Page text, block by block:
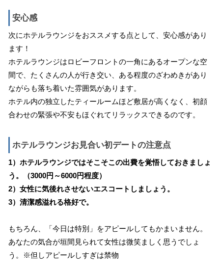
安心感
次にホテルラウンジをおススメする点として、安心感があり
ます！
ホテルラウンジはロビーフロントの一角にあるオープンな空
間で、たくさんの人が行き交い、ある程度のざわめきがあり
ながらも落ち着いた雰囲気があります。
ホテル内の独立したティールームほど敷居が高くなく、初顔
合わせの緊張や不安もほぐれてリラックスできるのです。
ホテルラウンジお見合い初デートの注意点
1）ホテルラウンジではそこそこの出費を覚悟しておきましょ
う。（3000円～6000円程度）
2）女性に気後れさせないエスコートしましょう。
3）清潔感溢れる格好で。
もちろん、「今日は特別」をアピールしてもかまいません。
あなたの気合が垣間見られて女性は微笑ましく思うでしょ
う。※但しアピールしすぎは禁物